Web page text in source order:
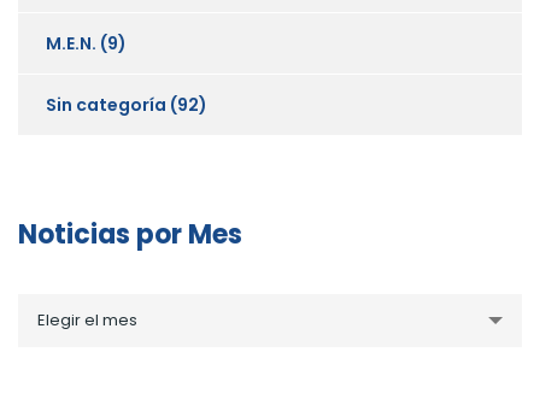
M.E.N. (9)
Sin categoría (92)
Noticias por Mes
porElegir el mes